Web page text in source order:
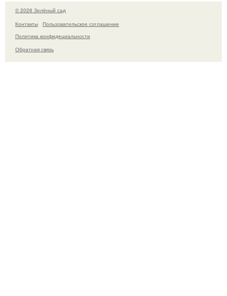
© 2026 Зелёный сад
Контакты
Пользовательское соглашение
Политика конфидециальности
Обратная связь